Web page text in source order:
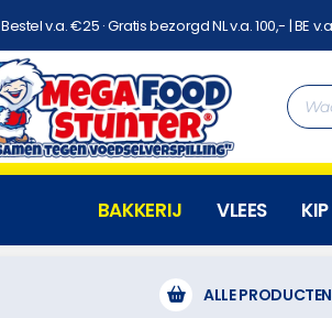
Bestel v.a. €25 · Gratis bezorgd NL v.a. 100,- | BE
BAKKERIJ VLEES KIP
ALLE PRODUCTEN